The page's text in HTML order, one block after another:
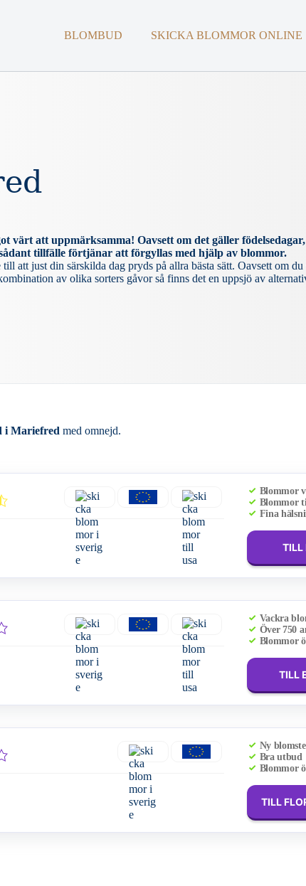
BLOMBUD SKICKA BLOMMOR ONLINE
att uppmärksamma! Oavsett om det gäller
tillfälle förtjänar att förgyllas med hjälp av blommor.
att just din särskilda dag pryds på allra bästa sätt. Oavsett om
av olika sorters gåvor så finns det en uppsjö av
i Mariefred med omnejd.
Blommor
Blommor
Fina
TILL
Vackra
Över 750
Blommor
TILL
Ny
Bra utbud
Blommor
TILL